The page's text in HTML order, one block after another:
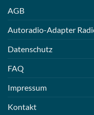
AGB
Autoradio-Adapter
Datenschutz
FAQ
Impressum
Kontakt